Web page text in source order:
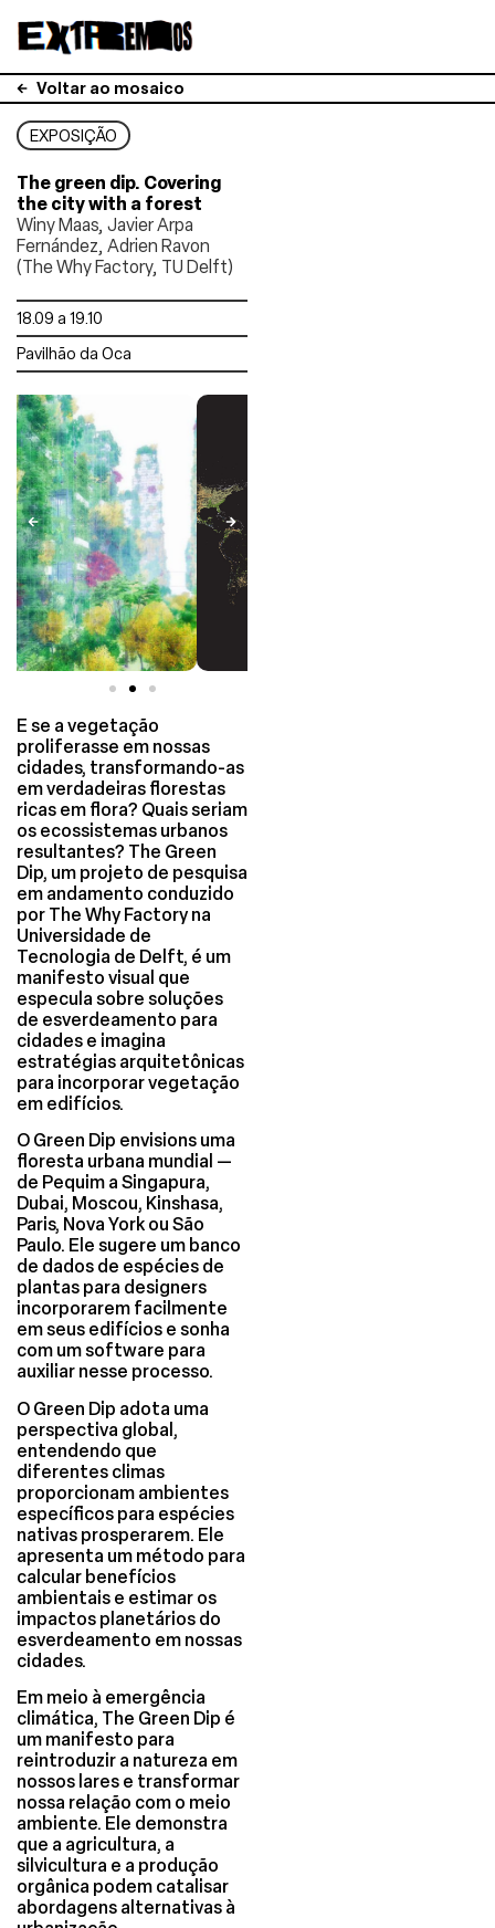
Voltar ao mosaico
EXPOSIÇÃO
The green dip. Covering
the city with a forest
Winy Maas, Javier Arpa
Fernández, Adrien Ravon
(The Why Factory, TU Delft)
18.09 a 19.10
Pavilhão da Oca
E se a vegetação
proliferasse em nossas
cidades, transformando-as
em verdadeiras florestas
ricas em flora? Quais seriam
os ecossistemas urbanos
resultantes? The Green
Dip, um projeto de pesquisa
em andamento conduzido
por The Why Factory na
Universidade de
Tecnologia de Delft, é um
manifesto visual que
especula sobre soluções
de esverdeamento para
cidades e imagina
estratégias arquitetônicas
para incorporar vegetação
em edifícios.
O Green Dip envisions uma
floresta urbana mundial —
de Pequim a Singapura,
Dubai, Moscou, Kinshasa,
Paris, Nova York ou São
Paulo. Ele sugere um banco
de dados de espécies de
plantas para designers
incorporarem facilmente
em seus edifícios e sonha
com um software para
auxiliar nesse processo.
O Green Dip adota uma
perspectiva global,
entendendo que
diferentes climas
proporcionam ambientes
específicos para espécies
nativas prosperarem. Ele
apresenta um método para
calcular benefícios
ambientais e estimar os
impactos planetários do
esverdeamento em nossas
cidades.
Em meio à emergência
climática, The Green Dip é
um manifesto para
reintroduzir a natureza em
nossos lares e transformar
nossa relação com o meio
ambiente. Ele demonstra
que a agricultura, a
silvicultura e a produção
orgânica podem catalisar
abordagens alternativas à